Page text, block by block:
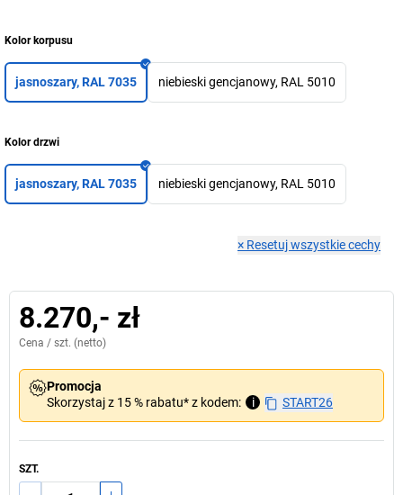
Kolor korpusu
jasnoszary, RAL 7035 niebieski gencjanowy, RAL 5010
Kolor drzwi
jasnoszary, RAL 7035 niebieski gencjanowy, RAL 5010
× Resetuj wszystkie cechy
8.270,- zł
Cena / szt. (netto)
Promocja
Skorzystaj z 15 % rabatu* z kodem:
i START26
SZT.